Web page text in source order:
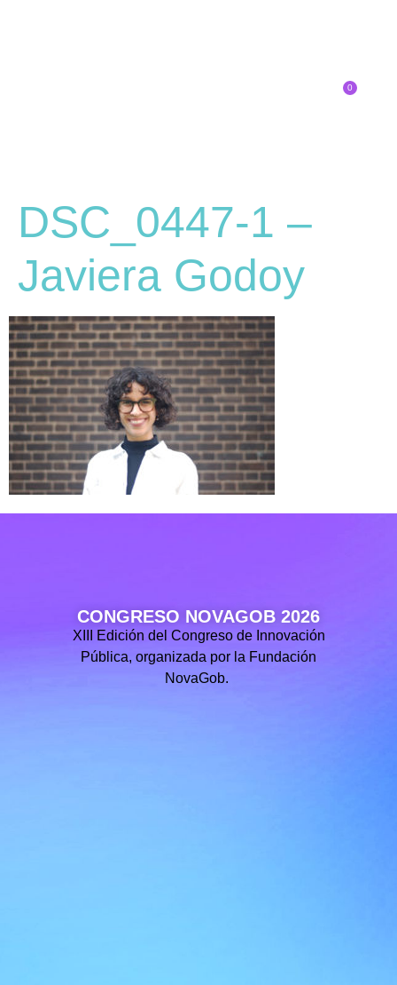
0
DSC_0447-1 –
Javiera Godoy
CONGRESO NOVAGOB 2026
XIII Edición del Congreso de Innovación
Pública, organizada por la Fundación
NovaGob.